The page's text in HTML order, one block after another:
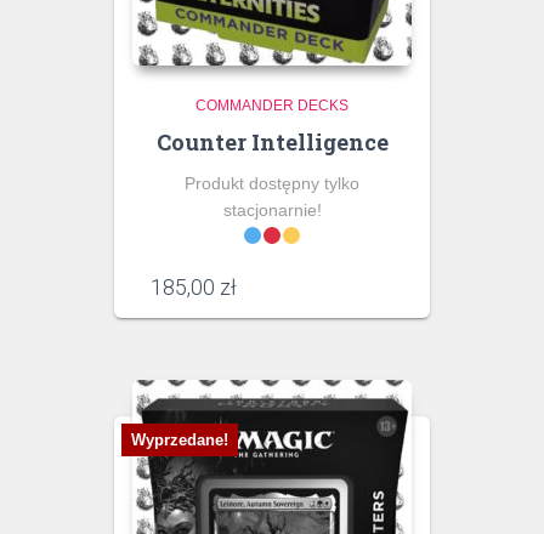
COMMANDER DECKS
Counter Intelligence
Produkt dostępny tylko
stacjonarnie!
185,00 zł
Wyprzedane!